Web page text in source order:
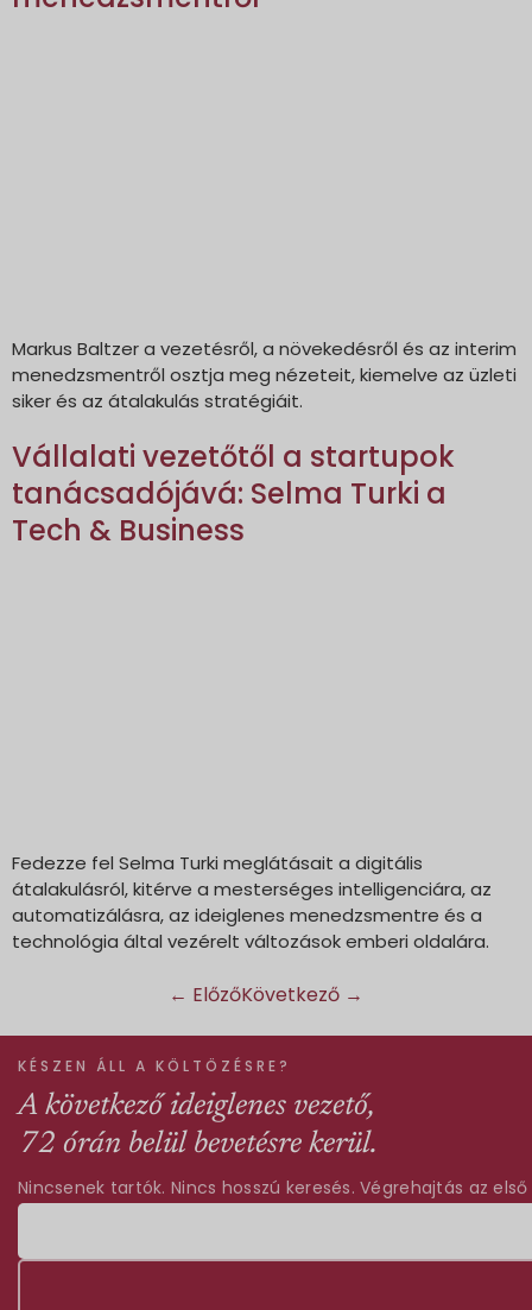
Markus Baltzer a vezetésről, a növekedésről és az interim
menedzsmentről osztja meg nézeteit, kiemelve az üzleti
siker és az átalakulás stratégiáit.
Vállalati vezetőtől a startupok
tanácsadójává: Selma Turki a
Tech & Business
Fedezze fel Selma Turki meglátásait a digitális
átalakulásról, kitérve a mesterséges intelligenciára, az
automatizálásra, az ideiglenes menedzsmentre és a
technológia által vezérelt változások emberi oldalára.
← ElőzőKövetkező →
KÉSZEN ÁLL A KÖLTÖZÉSRE?
A következő ideiglenes vezető,
72 órán belül bevetésre kerül.
Nincsenek tartók. Nincs hosszú keresés. Végrehajtás az